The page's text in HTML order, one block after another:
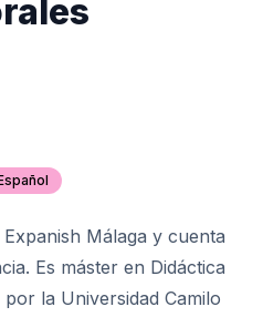
Málaga y cuenta
Es máster en Didáctica
la Universidad Camilo